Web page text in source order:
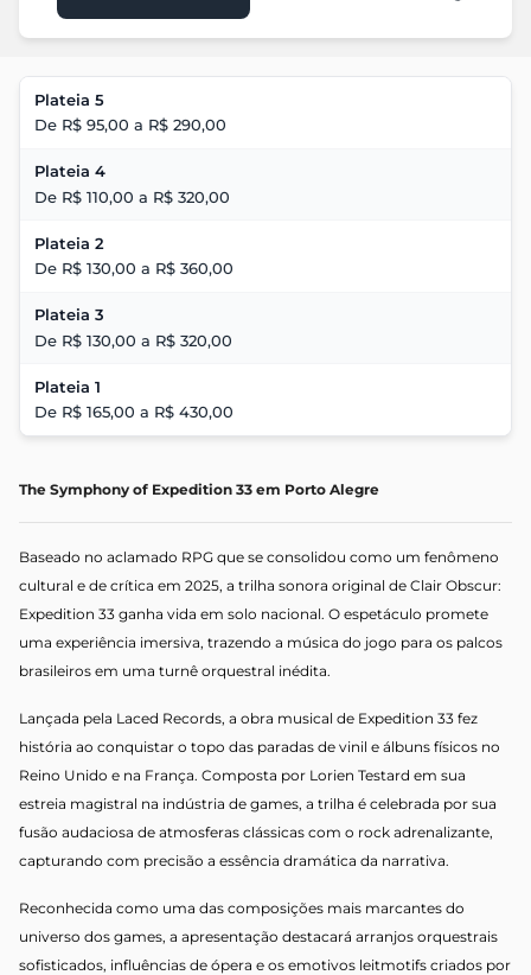
Plateia 5
De R$ 95,00 a R$ 290,00
Plateia 4
De R$ 110,00 a R$ 320,00
Plateia 2
De R$ 130,00 a R$ 360,00
Plateia 3
De R$ 130,00 a R$ 320,00
Plateia 1
De R$ 165,00 a R$ 430,00
The Symphony of Expedition 33 em Porto Alegre
Baseado no aclamado RPG que se consolidou como um fenômeno
cultural e de crítica em 2025, a trilha sonora original de Clair Obscur:
Expedition 33 ganha vida em solo nacional. O espetáculo promete
uma experiência imersiva, trazendo a música do jogo para os palcos
brasileiros em uma turnê orquestral inédita.
Lançada pela Laced Records, a obra musical de Expedition 33 fez
história ao conquistar o topo das paradas de vinil e álbuns físicos no
Reino Unido e na França. Composta por Lorien Testard em sua
estreia magistral na indústria de games, a trilha é celebrada por sua
fusão audaciosa de atmosferas clássicas com o rock adrenalizante,
capturando com precisão a essência dramática da narrativa.
Reconhecida como uma das composições mais marcantes do
universo dos games, a apresentação destacará arranjos orquestrais
sofisticados, influências de ópera e os emotivos leitmotifs criados por